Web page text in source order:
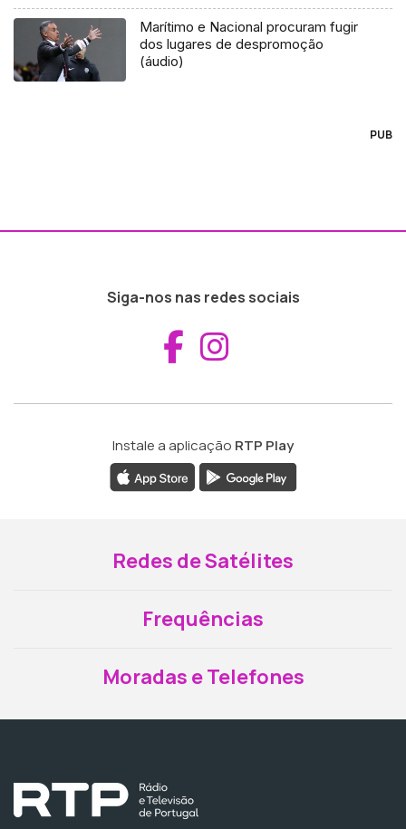
Marítimo e Nacional procuram fugir
dos lugares de despromoção
(áudio)
PUB
Siga-nos nas redes sociais
Aceder ao
Instale a aplicação RTP Play
Redes de Satélites
Frequências
Moradas e Telefones